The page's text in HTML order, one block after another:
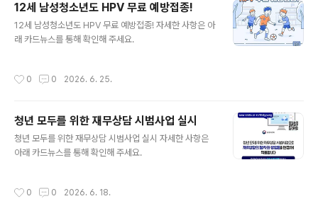
12세 남성청소년도 HPV 무료 예방접종!
12세 남성청소년도 HPV 무료 예방접종! 자세한 사항은 아
래 카드뉴스를 통해 확인해 주세요.
0 0 2026. 6. 25.
청년 모두를 위한 재무상담 시범사업 실시
청년 모두를 위한 재무상담 시범사업 실시 자세한 사항은
아래 카드뉴스를 통해 확인해 주세요.
0 0 2026. 6. 18.